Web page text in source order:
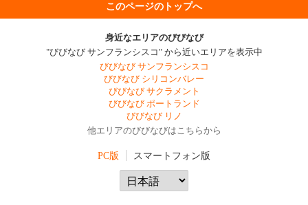
このページのトップへ
身近なエリアのびびなび
"びびなび サンフランシスコ" から近いエリアを表示中
びびなび サンフランシスコ
びびなび シリコンバレー
びびなび サクラメント
びびなび ポートランド
びびなび リノ
他エリアのびびなびはこちらから
PC版 スマートフォン版